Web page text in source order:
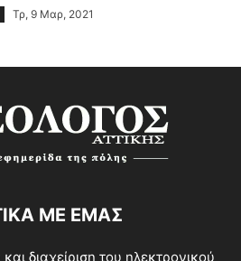
Τρ, 9 Μαρ, 2021
ΜΕ ΕΜΑΣ
διαχείριση του ηλεκτρονικού